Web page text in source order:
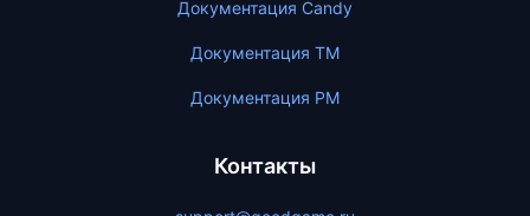
Документация Candy
Документация ТМ
Документация PM
Контакты